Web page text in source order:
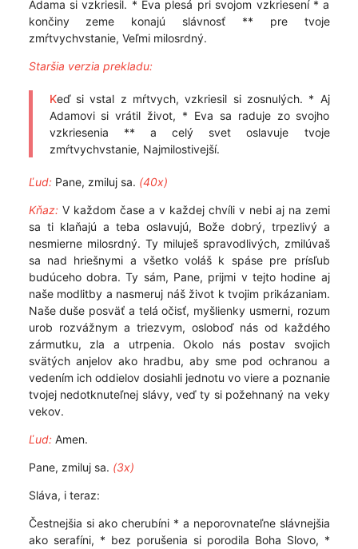
Adama si vzkriesil. * Eva plesá pri svojom vzkriesení * a
končiny zeme konajú slávnosť ** pre tvoje
zmŕtvychvstanie, Veľmi milosrdný.
Staršia verzia prekladu:
Keď si vstal z mŕtvych, vzkriesil si zosnulých. * Aj
Adamovi si vrátil život, * Eva sa raduje zo svojho
vzkriesenia ** a celý svet oslavuje tvoje
zmŕtvychvstanie, Najmilostivejší.
Ľud:Pane, zmiluj sa. (40x)
Kňaz:V každom čase a v každej chvíli v nebi aj na zemi
sa ti klaňajú a teba oslavujú, Bože dobrý, trpezlivý a
nesmierne milosrdný. Ty miluješ spravodlivých, zmilúvaš
sa nad hriešnymi a všetko voláš k spáse pre prísľub
budúceho dobra. Ty sám, Pane, prijmi v tejto hodine aj
naše modlitby a nasmeruj náš život k tvojim prikázaniam.
Naše duše posväť a telá očisť, myšlienky usmerni, rozum
urob rozvážnym a triezvym, osloboď nás od každého
zármutku, zla a utrpenia. Okolo nás postav svojich
svätých anjelov ako hradbu, aby sme pod ochranou a
vedením ich oddielov dosiahli jednotu vo viere a poznanie
tvojej nedotknuteľnej slávy, veď ty si požehnaný na veky
vekov.
Ľud:Amen.
Pane, zmiluj sa. (3x)
Sláva, i teraz:
Čestnejšia si ako cherubíni * a neporovnateľne slávnejšia
ako serafíni, * bez porušenia si porodila Boha Slovo, *